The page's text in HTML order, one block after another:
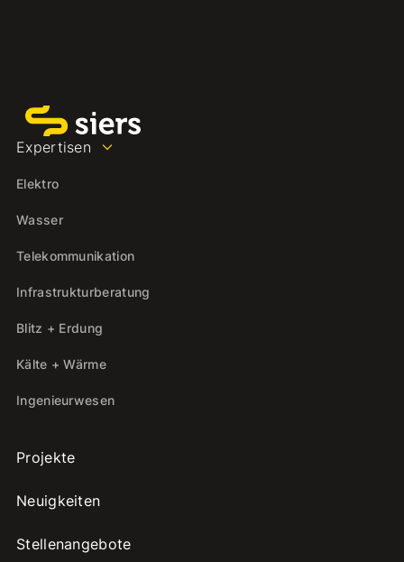
Expertisen
Elektro
Wasser
Telekommunikation
Infrastrukturberatung
Blitz + Erdung
Kälte + Wärme
Ingenieurwesen
Projekte
Neuigkeiten
Stellenangebote